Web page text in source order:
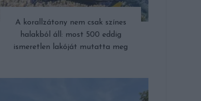
A korallzátony nem csak színes
halakból áll: most 500 eddig
ismeretlen lakóját mutatta meg